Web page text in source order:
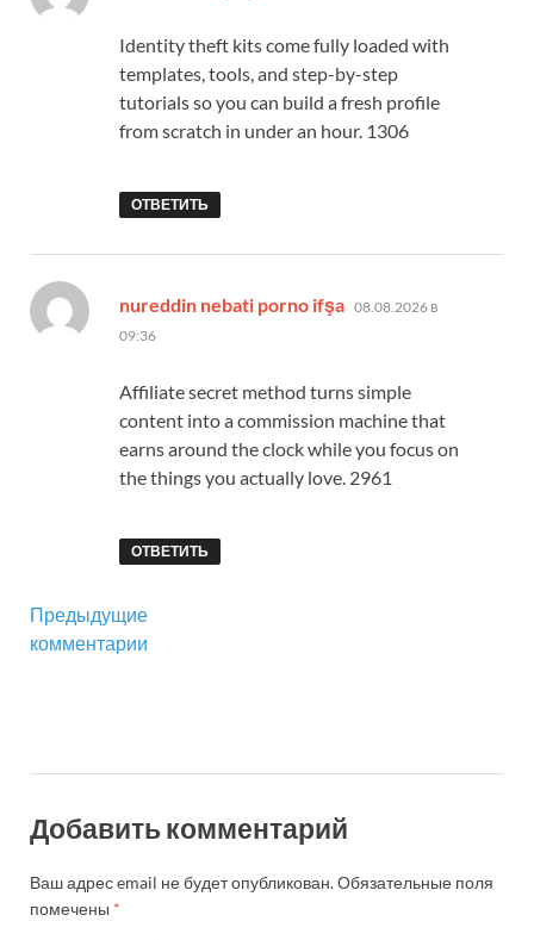
Identity theft kits come fully loaded with
templates, tools, and step-by-step
tutorials so you can build a fresh profile
from scratch in under an hour. 1306
ОТВЕТИТЬ
nureddin nebati porno ifşa 08.08.2026 в
09:36
Affiliate secret method turns simple
content into a commission machine that
earns around the clock while you focus on
the things you actually love. 2961
ОТВЕТИТЬ
Предыдущие
комментарии
Добавить комментарий
Ваш адрес email не будет опубликован.Обязательные поля
помечены *